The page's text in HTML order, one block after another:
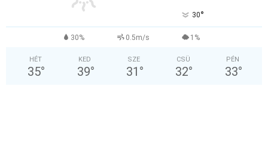
30°
30% 0.5m/s 1%
HÉT
35°
KED
39°
SZE
31 °
CSÜ
32°
PÉN
33°